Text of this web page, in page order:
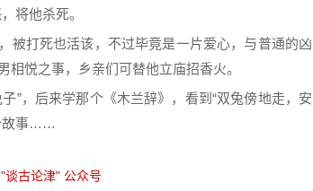
将他杀死。
被打死也活该，不过毕竟是一片爱心，与普通的凶
悦之事，乡亲们可替他立庙招香火。
”，后来学那个《木兰辞》，看到“双兔傍地走，安
故事……
"谈古论津" 公众号